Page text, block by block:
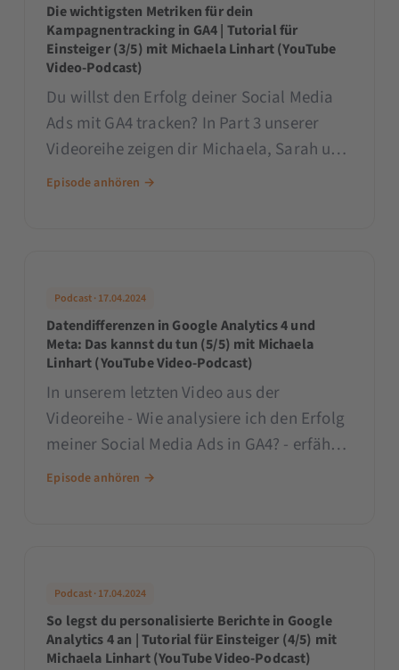
Die wichtigsten Metriken für dein
Kampagnentracking in GA4 | Tutorial für
Einsteiger (3/5) mit Michaela Linhart (YouTube
Video-Podcast)
Du willst den Erfolg deiner Social Media
Ads mit GA4 tracken? In Part 3 unserer
Videoreihe zeigen dir Michaela, Sarah und
Patrick Schritt für Schritt, wie du wichtige
Episode anhören →
Podcast · 17.04.2024
Datendifferenzen in Google Analytics 4 und
Meta: Das kannst du tun (5/5) mit Michaela
Linhart (YouTube Video-Podcast)
In unserem letzten Video aus der
Videoreihe - Wie analysiere ich den Erfolg
meiner Social Media Ads in GA4? - erfährst
du, warum die Daten deiner Social Media
Episode anhören →
Podcast · 17.04.2024
So legst du personalisierte Berichte in Google
Analytics 4 an | Tutorial für Einsteiger (4/5) mit
Michaela Linhart (YouTube Video-Podcast)